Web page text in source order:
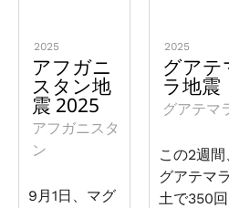
2025
アフガニ
スタン地
震 2025
アフガニスタ
ン
9月1日、マグ
2025
グアテ
ラ地震
グアテマ
この2週間
グアテマ
土で350